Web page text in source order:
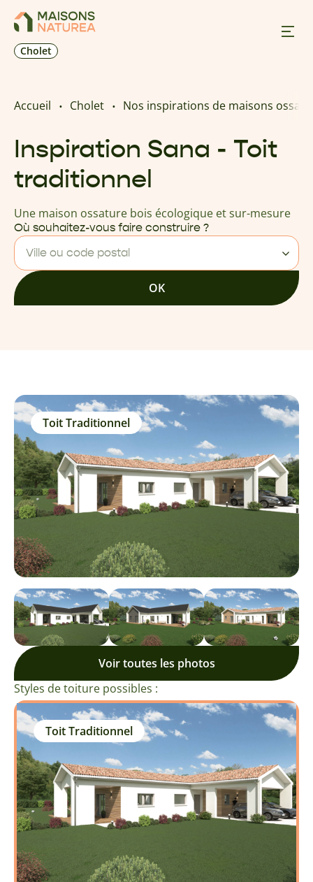
Cholet
Nos offres
Prendre RDV
Accueil Cholet Nos inspirations de maisons
Inspiration Sana - Toit
traditionnel
Une maison ossature bois écologique et sur-mesure
Où souhaitez-vous faire construire ?
Ville ou code postal
OK
Toit Traditionnel
Voir toutes les photos
Styles de toiture possibles :
Toit Traditionnel